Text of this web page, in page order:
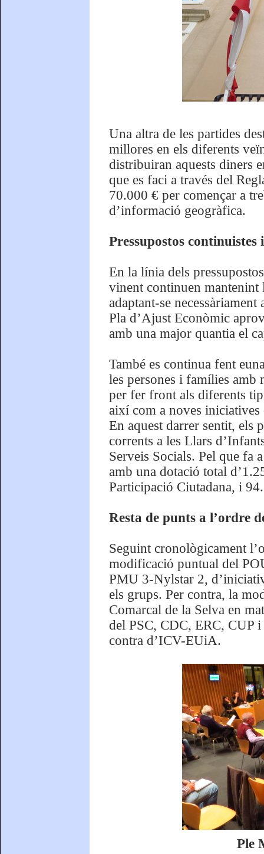
Una altra de les partides
millores en els diferents
distribuiran aquests diners
que es faci a través del
70.000 € per començar a
d’informació geogràfica.
Pressupostos
En la línia dels
vinent continuen mantenint
adaptant-se
Pla d’Ajust Econòmic
amb una major quantia el
També es continua fent
les persones i famílies amb
per fer front als diferents
així com a noves iniciatives
En aquest darrer sentit, els
corrents a les Llars
Serveis Socials. Pel que fa
amb una dotació total
Participació Ciutadana, i
Resta de punts a l’ordre
Seguint cronològicament
modificació puntual del
PMU 3-Nylstar 2,
els grups. Per contra, la
Comarcal de la Selva en
del PSC, CDC, ERC, CUP i
contra d’ICV-EUiA.
Ple